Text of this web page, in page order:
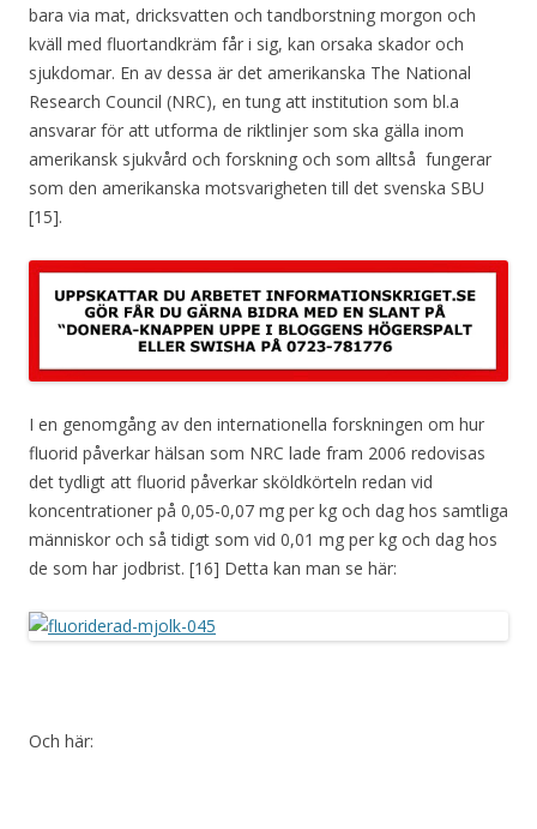
bara via mat, dricksvatten och tandborstning morgon och
kväll med fluortandkräm får i sig, kan orsaka skador och
sjukdomar. En av dessa är det amerikanska The National
Research Council (NRC), en tung att institution som bl.a
ansvarar för att utforma de riktlinjer som ska gälla inom
amerikansk sjukvård och forskning och som alltså fungerar
som den amerikanska motsvarigheten till det svenska SBU
[15].
I en genomgång av den internationella forskningen om hur
fluorid påverkar hälsan som NRC lade fram 2006 redovisas
det tydligt att fluorid påverkar sköldkörteln redan vid
koncentrationer på 0,05-0,07 mg per kg och dag hos samtliga
människor och så tidigt som vid 0,01 mg per kg och dag hos
de som har jodbrist. [16] Detta kan man se här:
Och här: